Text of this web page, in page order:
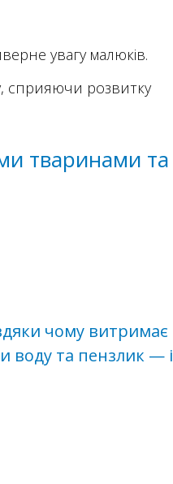
увагу малюків.
сприяючи розвитку
тваринами та
чому витримає
воду та пензлик — і